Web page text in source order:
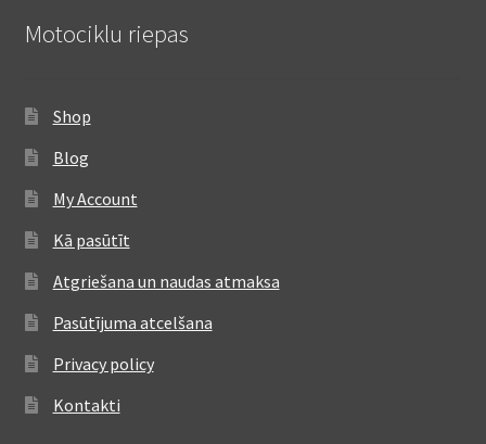
Motociklu riepas
Shop
Blog
My Account
Kā pasūtīt
Atgriešana un naudas atmaksa
Pasūtījuma atcelšana
Privacy policy
Kontakti